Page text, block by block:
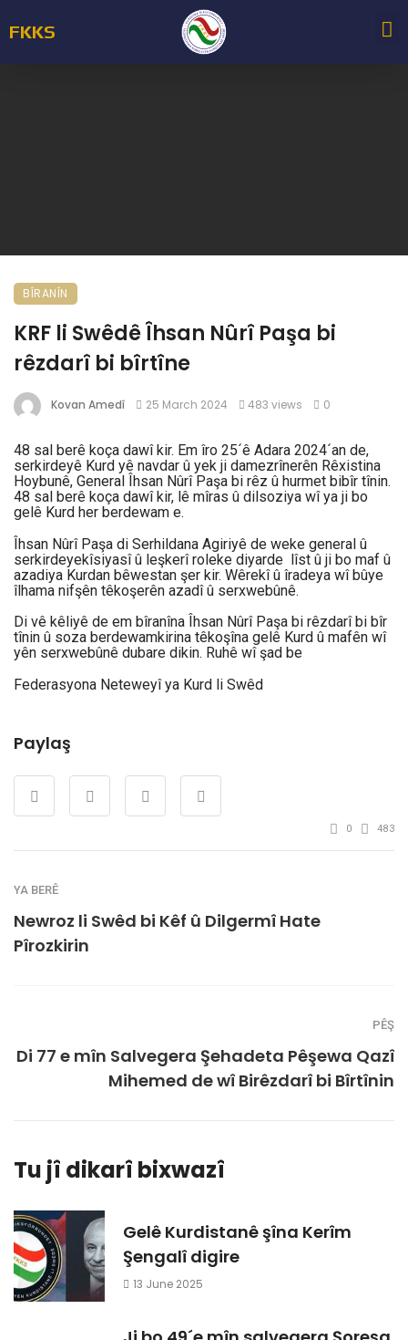
FKKS
BÎRANÎN
KRF li Swêdê Îhsan Nûrî Paşa bi
rêzdarî bi bîrtîne
Kovan Amedî 25 March 2024 483 views 0
48 sal berê koça dawî kir. Em îro 25´ê Adara 2024´an de,
serkirdeyê Kurd yê navdar û yek ji damezrînerên Rêxistina
Hoybunê, General Îhsan Nûrî Paşa bi rêz û hurmet bibîr tînin.
48 sal berê koça dawî kir, lê mîras û dilsoziya wî ya ji bo
gelê Kurd her berdewam e.
Îhsan Nûrî Paşa di Serhildana Agiriyê de weke general û
serkirdeyekîsiyasî û leşkerî roleke diyarde lîst û ji bo maf û
azadiya Kurdan bêwestan şer kir. Wêrekî û îradeya wî bûye
îlhama nifşên têkoşerên azadî û serxwebûnê.
Di vê kêliyê de em bîranîna Îhsan Nûrî Paşa bi rêzdarî bi bîr
tînin û soza berdewamkirina têkoşîna gelê Kurd û mafên wî
yên serxwebûnê dubare dikin. Ruhê wî şad be
Federasyona Neteweyî ya Kurd li Swêd
Paylaş
0 483
YA BERÊ
Newroz li Swêd bi Kêf û Dilgermî Hate
Pîrozkirin
PÊŞ
Di 77 e mîn Salvegera Şehadeta Pêşewa Qazî
Mihemed de wî Birêzdarî bi Bîrtînin
Tu jî dikarî bixwazî
Gelê Kurdistanê şîna Kerîm
Şengalî digire
13 June 2025